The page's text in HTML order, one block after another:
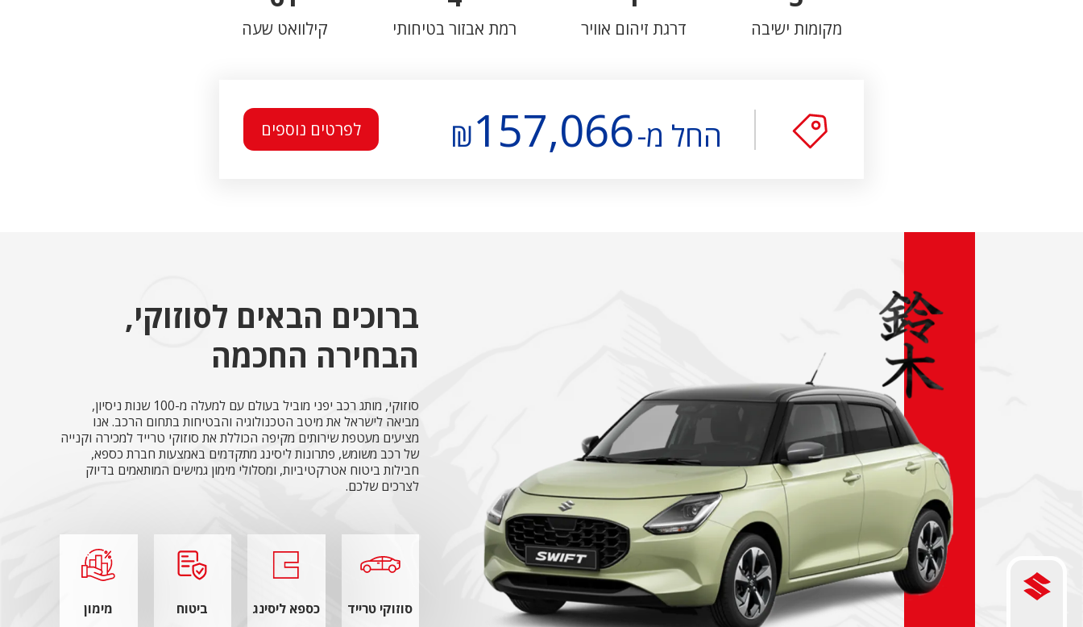
מקומות ישיבה דרגת זיהום אוויר רמת אבזור בטיחותי קילוואט שעה
החל מ- ₪157,066 לפרטים נוספים
ברוכים הבאים לסוזוקי,
הבחירה החכמה
סוזוקי, מותג רכב יפני מוביל בעולם עם למעלה מ-100 שנות ניסיון,
מביאה לישראל את מיטב הטכנולוגיה והבטיחות בתחום הרכב. אנו
מציעים מעטפת שירותים מקיפה הכוללת את סוזוקי טרייד למכירה וקנייה
של רכב משומש, פתרונות ליסינג מתקדמים באמצעות חברת כספא,
חבילות ביטוח אטרקטיביות, ומסלולי מימון גמישים המותאמים בדיוק
לצרכים שלכם.
תמונה
תמונה
סוזוקי טרייד
תמונה
תמונה
כספא ליסינג
תמונה
תמונה
ביטוח
תמונה
תמונה
מימון